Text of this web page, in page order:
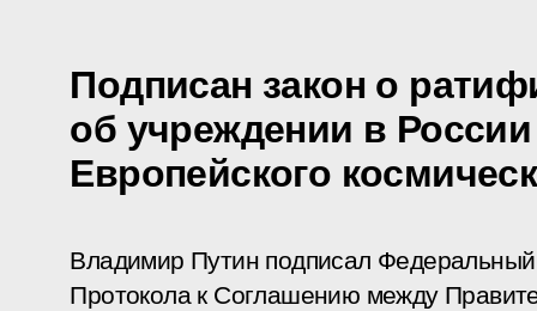
Подписан закон о
об учреждении в
Европейского
Владимир Путин подписал
Протокола к Соглашению между